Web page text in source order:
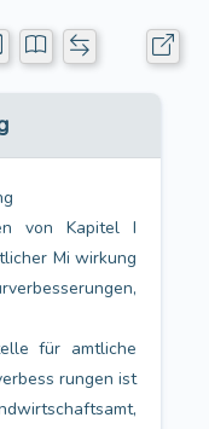
von Kapitel I
Mi wirkung
für amtliche
rungen ist